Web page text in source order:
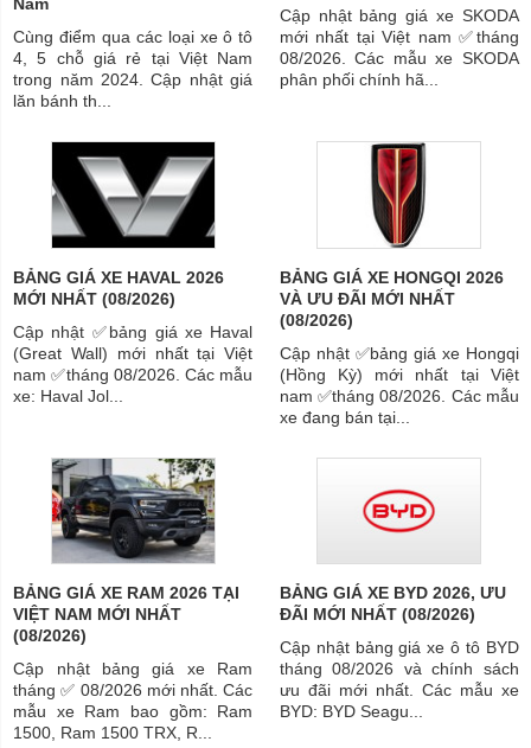
Cùng điểm qua các loại xe ô tô
4, 5 chỗ giá rẻ tại Việt Nam
trong năm 2024. Cập nhật giá
lăn bánh th...
Cập nhật bảng giá xe SKODA
mới nhất tại Việt nam ✅tháng
08/2026. Các mẫu xe SKODA
phân phối chính hã...
BẢNG GIÁ XE HAVAL 2026
MỚI NHẤT (08/2026)
Cập nhật ✅bảng giá xe Haval
(Great Wall) mới nhất tại Việt
nam ✅tháng 08/2026. Các mẫu
xe: Haval Jol...
BẢNG GIÁ XE HONGQI 2026
VÀ ƯU ĐÃI MỚI NHẤT
(08/2026)
Cập nhật ✅bảng giá xe Hongqi
(Hồng Kỳ) mới nhất tại Việt
nam ✅tháng 08/2026. Các mẫu
xe đang bán tại...
BẢNG GIÁ XE RAM 2026 TẠI
VIỆT NAM MỚI NHẤT
(08/2026)
Cập nhật bảng giá xe Ram
tháng ✅ 08/2026 mới nhất. Các
mẫu xe Ram bao gồm: Ram
1500, Ram 1500 TRX, R...
BẢNG GIÁ XE BYD 2026, ƯU
ĐÃI MỚI NHẤT (08/2026)
Cập nhật bảng giá xe ô tô BYD
tháng 08/2026 và chính sách
ưu đãi mới nhất. Các mẫu xe
BYD: BYD Seagu...